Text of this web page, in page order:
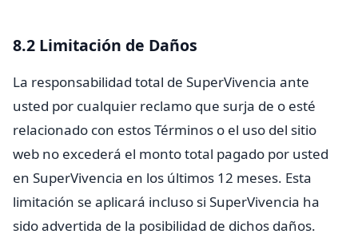
8.2 Limitación de Daños
La responsabilidad total de SuperVivencia ante
usted por cualquier reclamo que surja de o esté
relacionado con estos Términos o el uso del sitio
web no excederá el monto total pagado por usted
en SuperVivencia en los últimos 12 meses. Esta
limitación se aplicará incluso si SuperVivencia ha
sido advertida de la posibilidad de dichos daños.